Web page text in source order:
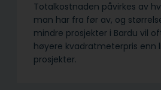
Totalkostnaden påvirkes av
man har fra før av, og
mindre prosjekter i Bardu vil
høyere kvadratmeterpris enn
prosjekter.